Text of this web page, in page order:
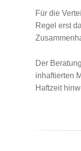
Für die
Regel erst
Der
inhaftierten
Haftzeit